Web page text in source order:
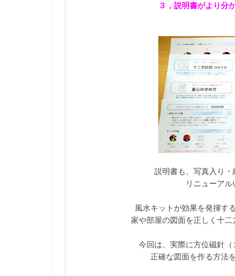
３，説明書がより分
説明書も、写真入り
リニューアル
風水キットが効果を発揮す
家や部屋の図面を正しく十二
今回は、実際に方位磁針
正確な図面を作る方法